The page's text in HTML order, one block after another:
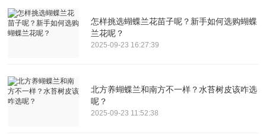
怎样挑选蝴蝶兰花苗子呢？新手如何选购蝴蝶
兰花呢？
2025-09-23 16:27:39
北方养蝴蝶兰和南方不一样？水苔树皮该咋选
呢？
2025-09-23 11:52:38